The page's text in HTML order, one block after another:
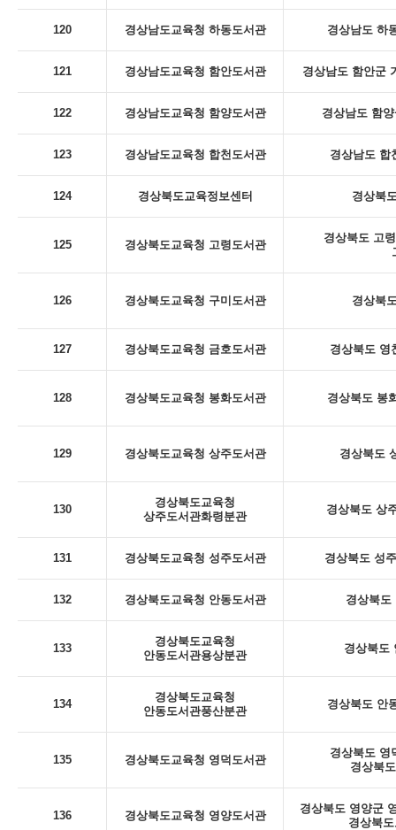
120 경상남도교육청 하동도서관 경상남도 하
121 경상남도교육청 함안도서관 경상남도 함안군
122 경상남도교육청 함양도서관 경상남도 함
123 경상남도교육청 합천도서관 경상남도 합
124 경상북도교육정보센터 경상북
125 경상북도교육청 고령도서관
경상북도 고
126 경상북도교육청 구미도서관 경상북
127 경상북도교육청 금호도서관 경상북도 영
128 경상북도교육청 봉화도서관 경상북도 봉
129 경상북도교육청 상주도서관 경상북도
130
경상북도교육청
상주도서관화령분관
경상북도 상
131 경상북도교육청 성주도서관 경상북도 성
132 경상북도교육청 안동도서관 경상북도
133
경상북도교육청
안동도서관용상분관
경상북도
134
경상북도교육청
안동도서관풍산분관
경상북도 안
135 경상북도교육청 영덕도서관
경상북도 영
경상북
136 경상북도교육청 영양도서관
경상북도 영양군
경상북